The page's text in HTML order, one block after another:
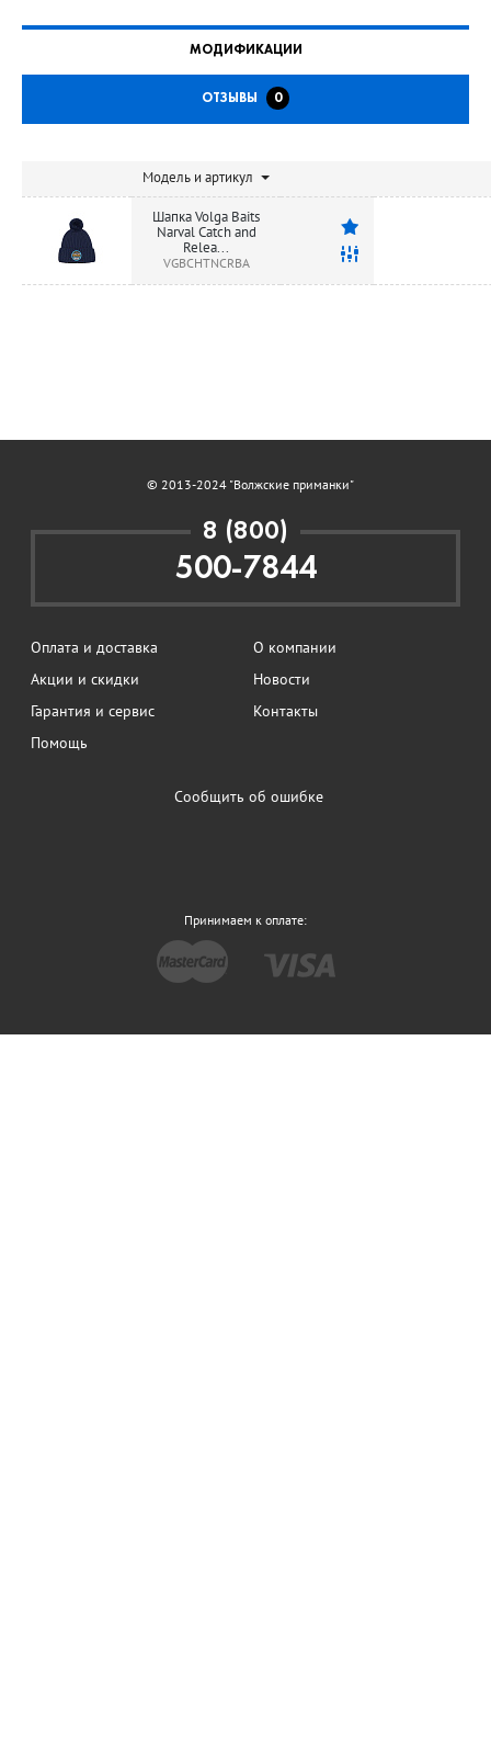
МОДИФИКАЦИИ
ОТЗЫВЫ 0
Модель и артикул
Шапка Volga Baits
Narval Catch and
Relea...
VGBCHTNCRBA
© 2013-2024 "Волжские приманки"
8 (800)
500-7844
Оплата и доставка
О компании
Акции и скидки
Новости
Гарантия и сервис
Контакты
Помощь
Сообщить об ошибке
Принимаем к оплате: